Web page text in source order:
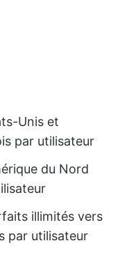
Unis et
par utilisateur
du Nord
illimités vers
par utilisateur